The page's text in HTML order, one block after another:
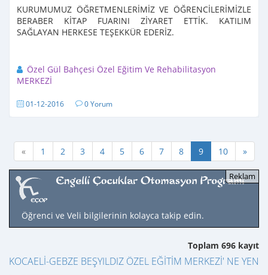
KURUMUMUZ ÖĞRETMENLERİMİZ VE ÖĞRENCİLERİMİZLE
BERABER KİTAP FUARINI ZİYARET ETTİK. KATILIM
SAĞLAYAN HERKESE TEŞEKKÜR EDERİZ.
Özel Gül Bahçesi Özel Eğitim Ve Rehabilitasyon
MERKEZİ
01-12-2016 0 Yorum
« 1 2 3 4 5 6 7 8 9 10 »
Öğrenci ve Veli bilgilerinin kolayca takip edin.
Toplam 696 kayıt
KOCAELİ-GEBZE BEŞYILDIZ ÖZEL EĞİTİM MERKEZİ' NE